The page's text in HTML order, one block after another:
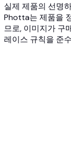
실제 제품의 선명
Photta는 제품을
므로, 이미지가 구
레이스 규칙을 준